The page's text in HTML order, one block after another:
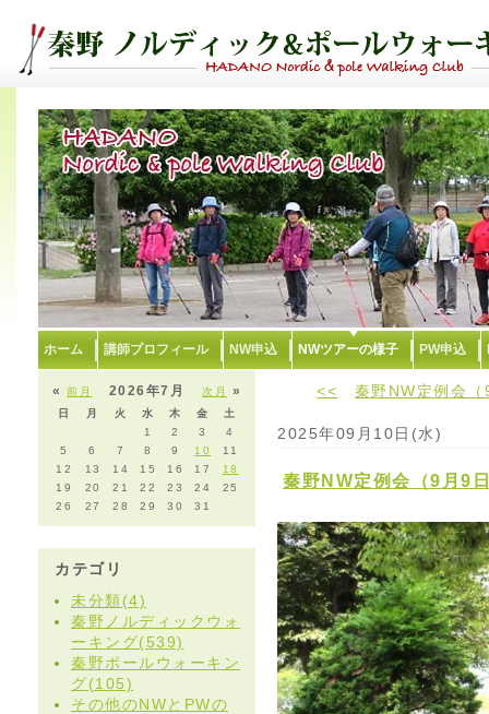
ホーム 講師プロフィール NW申込 NWツアーの様子 PW申込
«前月 次月 »
2026年7月
日 月 火 水 木 金
土
1
2 3
4
5
6 7 8 9 10
11
12
13 14 15 16 17
18
19
20 21 22 23 24
25
26
27 28 29 30 31
カテゴリ
未分類(4)
秦野ノルディックウォ
ーキング(539)
秦野ポールウォーキン
グ(105)
その他のNWとPWの
<< 秦野NW定例会
2025年09月10日(水)
秦野NW定例会（9月9